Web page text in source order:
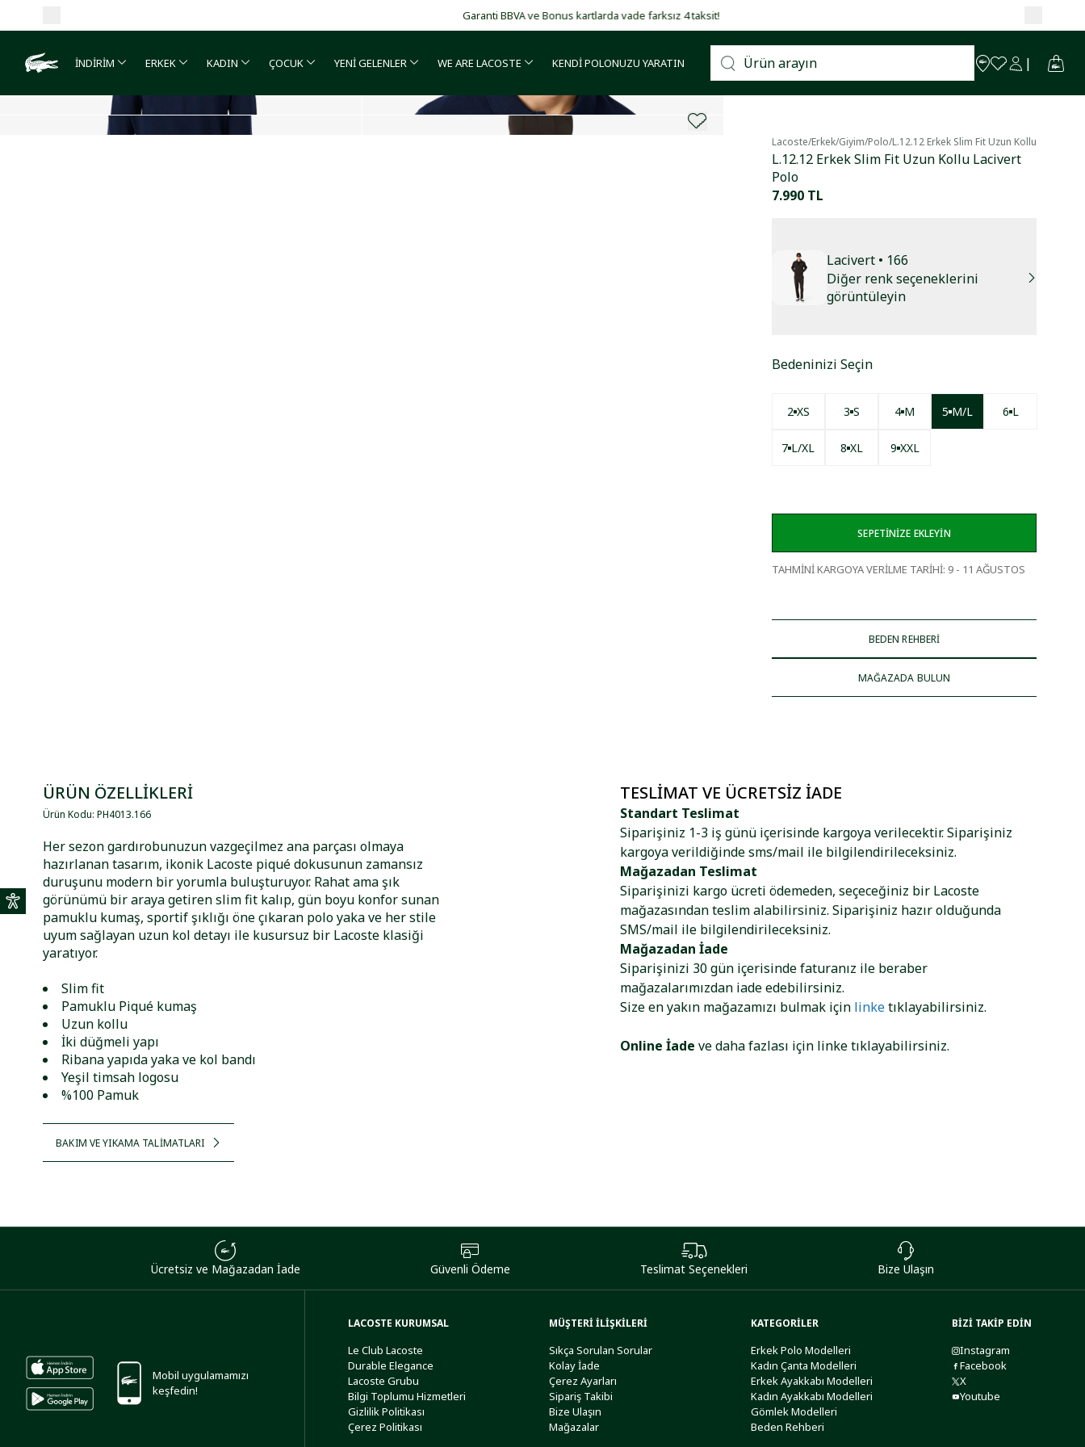
Garanti BBVA ve Bonus kartlarda vade farksız 4 taksit!
İNDİRİM ERKEK KADIN ÇOCUK YENİ GELENLER WE ARE LACOSTE KENDİ POLONUZU YARATIN
Lacoste/Erkek/Giyim/Polo/L.12.12 Erkek Slim Fit Uzun Kollu Lacivert
L.12.12 Erkek Slim Fit Uzun Kollu Lacivert
Polo
7.990 TL
Lacivert • 166
Diğer renk seçeneklerini
görüntüleyin
Bedeninizi Seçin
2 XS 3 S 4 M 5 M/L 6 L
7 L/XL 8 XL 9 XXL
SEPETİNİZE EKLEYİN
TAHMİNİ KARGOYA VERİLME TARİHİ: 9 - 11 AĞUSTOS
BEDEN REHBERİ
MAĞAZADA BULUN
ÜRÜN ÖZELLİKLERİ
Ürün Kodu:PH4013.166
Her sezon gardırobunuzun vazgeçilmez ana parçası olmaya
hazırlanan tasarım, ikonik Lacoste piqué dokusunun zamansız
duruşunu modern bir yorumla buluşturuyor. Rahat ama şık
görünümü bir araya getiren slim fit kalıp, gün boyu konfor sunan
pamuklu kumaş, sportif şıklığı öne çıkaran polo yaka ve her stile
uyum sağlayan uzun kol detayı ile kusursuz bir Lacoste klasiği
yaratıyor.
Slim fit
Pamuklu Piqué kumaş
Uzun kollu
İki düğmeli yapı
Ribana yapıda yaka ve kol bandı
Yeşil timsah logosu
%100 Pamuk
BAKIM VE YIKAMA TALİMATLARI
TESLIMAT VE ÜCRETSIZ İADE
Standart Teslimat
Siparişiniz 1-3 iş günü içerisinde kargoya verilecektir. Siparişiniz
kargoya verildiğinde sms/mail ile bilgilendirileceksiniz.
Mağazadan Teslimat
Siparişinizi kargo ücreti ödemeden, seçeceğiniz bir Lacoste
mağazasından teslim alabilirsiniz. Siparişiniz hazır olduğunda
SMS/mail ile bilgilendirileceksiniz.
Mağazadan İade
Siparişinizi 30 gün içerisinde faturanız ile beraber
mağazalarımızdan iade edebilirsiniz.
Size en yakın mağazamızı bulmak için linketıklayabilirsiniz.
Online İade ve daha fazlası için linketıklayabilirsiniz.
Ücretsiz ve Mağazadan İade Güvenli Ödeme Teslimat Seçenekleri Bize Ulaşın
Mobil uygulamamızı
keşfedin!
LACOSTE KURUMSAL
Le Club Lacoste
Durable Elegance
Lacoste Grubu
Bilgi Toplumu Hizmetleri
Gizlilik Politikası
Çerez Politikası
MÜŞTERİ İLİŞKİLERİ
Sıkça Sorulan Sorular
Kolay İade
Çerez Ayarları
Sipariş Takibi
Bize Ulaşın
Mağazalar
KATEGORİLER
Erkek Polo Modelleri
Kadın Çanta Modelleri
Erkek Ayakkabı Modelleri
Kadın Ayakkabı Modelleri
Gömlek Modelleri
Beden Rehberi
BİZİ TAKİP EDİN
Instagram
Facebook
X
Youtube